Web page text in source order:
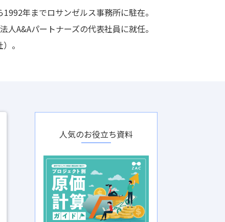
年までロサンゼルス事務所に駐在。
A&Aパートナーズの代表社員に就任。
。
人気のお役立ち資料